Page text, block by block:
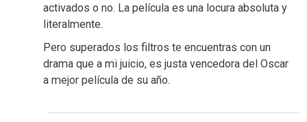
activados o no. La película es una locura absoluta y
literalmente.
Pero superados los filtros te encuentras con un
drama que a mi juicio, es justa vencedora del Oscar
a mejor película de su año.